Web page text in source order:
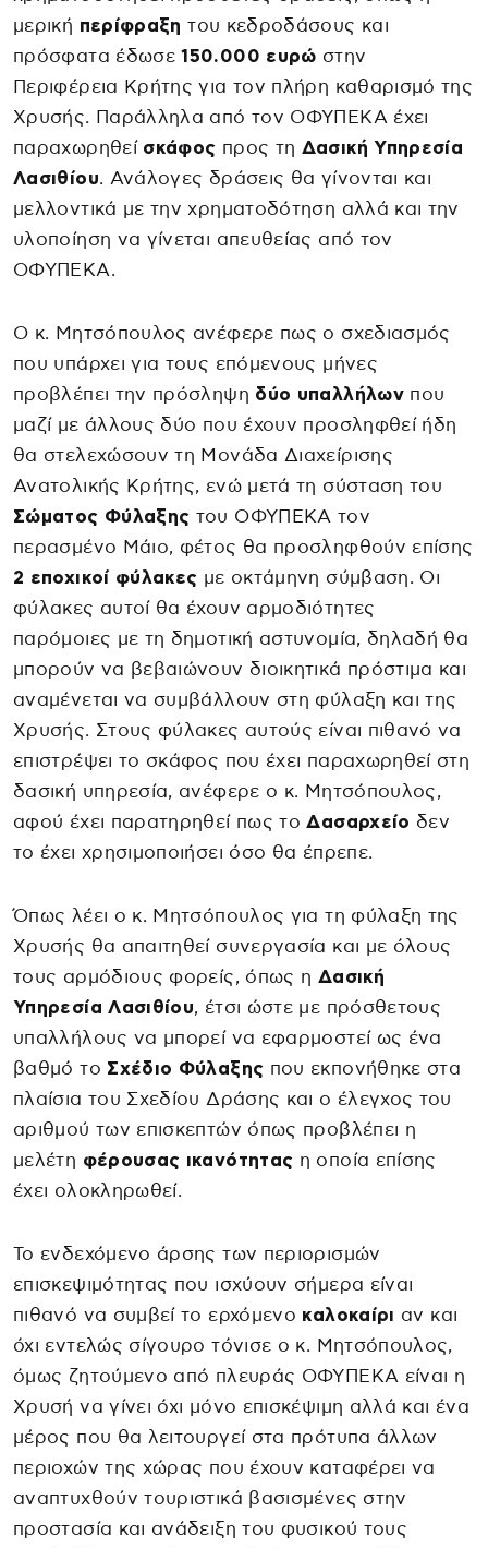
μερική περίφραξη του κεδροδάσους και
πρόσφατα έδωσε150.000 ευρώ στην
Περιφέρεια Κρήτης για τον πλήρη καθαρισμό της
Χρυσής. Παράλληλα από τον ΟΦΥΠΕΚΑ έχει
παραχωρηθεί σκάφος προς τη Δασική Υπηρεσία
Λασιθίου. Ανάλογες δράσεις θα γίνονται και
μελλοντικά με την χρηματοδότηση αλλά και την
υλοποίηση να γίνεται απευθείας από τον
ΟΦΥΠΕΚΑ.
Ο κ. Μητσόπουλος ανέφερε πως ο σχεδιασμός
που υπάρχει για τους επόμενους μήνες
προβλέπει την πρόσληψη δύο υπαλλήλωνπου
μαζί με άλλους δύο που έχουν προσληφθεί ήδη
θα στελεχώσουν τη Μονάδα Διαχείρισης
Ανατολικής Κρήτης, ενώ μετά τη σύσταση του
Σώματος Φύλαξης του ΟΦΥΠΕΚΑ τον
περασμένο Μάιο, φέτος θα προσληφθούν επίσης
2 εποχικοί φύλακες με οκτάμηνη σύμβαση. Οι
φύλακες αυτοί θα έχουν αρμοδιότητες
παρόμοιες με τη δημοτική αστυνομία, δηλαδή θα
μπορούν να βεβαιώνουν διοικητικά πρόστιμα και
αναμένεται να συμβάλλουν στη φύλαξη και της
Χρυσής. Στους φύλακες αυτούς είναι πιθανό να
επιστρέψει το σκάφος που έχει παραχωρηθεί στη
δασική υπηρεσία, ανέφερε ο κ. Μητσόπουλος,
αφού έχει παρατηρηθεί πως τοΔασαρχείο δεν
το έχει χρησιμοποιήσει όσο θα έπρεπε.
Όπως λέει ο κ. Μητσόπουλος για τη φύλαξη της
Χρυσής θα απαιτηθεί συνεργασία και με όλους
τους αρμόδιους φορείς, όπως η Δασική
Υπηρεσία Λασιθίου, έτσι ώστε με πρόσθετους
υπαλλήλους να μπορεί να εφαρμοστεί ως ένα
βαθμό το Σχέδιο Φύλαξης που εκπονήθηκε στα
πλαίσια του Σχεδίου Δράσης και ο έλεγχος του
αριθμού των επισκεπτών όπως προβλέπει η
μελέτη φέρουσας ικανότητας η οποία επίσης
έχει ολοκληρωθεί.
Το ενδεχόμενο άρσης των περιορισμών
επισκεψιμότητας που ισχύουν σήμερα είναι
πιθανό να συμβεί το ερχόμενο καλοκαίρι αν και
όχι εντελώς σίγουρο τόνισε ο κ. Μητσόπουλος,
όμως ζητούμενο από πλευράς ΟΦΥΠΕΚΑ είναι η
Χρυσή να γίνει όχι μόνο επισκέψιμη αλλά και ένα
μέρος που θα λειτουργεί στα πρότυπα άλλων
περιοχών της χώρας που έχουν καταφέρει να
αναπτυχθούν τουριστικά βασισμένες στην
προστασία και ανάδειξη του φυσικού τους